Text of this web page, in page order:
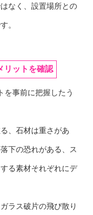
なく、設置場所との
。
リットを確認
を事前に把握したう
、石材は重さがあ
下の恐れがある、ス
る素材それぞれにデ
ラス破片の飛び散り